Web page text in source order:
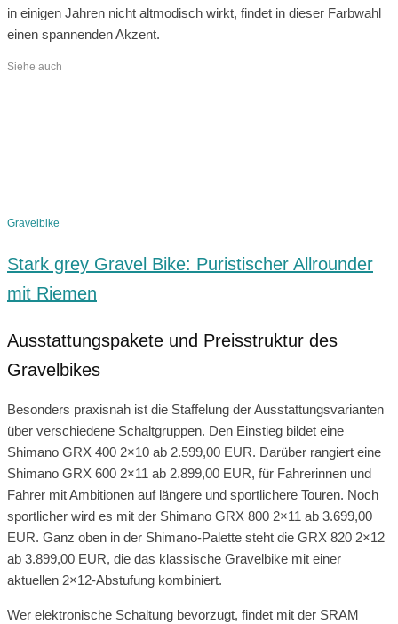
in einigen Jahren nicht altmodisch wirkt, findet in dieser Farbwahl
einen spannenden Akzent.
Siehe auch
Gravelbike
Stark grey Gravel Bike: Puristischer Allrounder
mit Riemen
Ausstattungspakete und Preisstruktur des
Gravelbikes
Besonders praxisnah ist die Staffelung der Ausstattungsvarianten
über verschiedene Schaltgruppen. Den Einstieg bildet eine
Shimano GRX 400 2×10 ab 2.599,00 EUR. Darüber rangiert eine
Shimano GRX 600 2×11 ab 2.899,00 EUR, für Fahrerinnen und
Fahrer mit Ambitionen auf längere und sportlichere Touren. Noch
sportlicher wird es mit der Shimano GRX 800 2×11 ab 3.699,00
EUR. Ganz oben in der Shimano-Palette steht die GRX 820 2×12
ab 3.899,00 EUR, die das klassische Gravelbike mit einer
aktuellen 2×12-Abstufung kombiniert.
Wer elektronische Schaltung bevorzugt, findet mit der SRAM